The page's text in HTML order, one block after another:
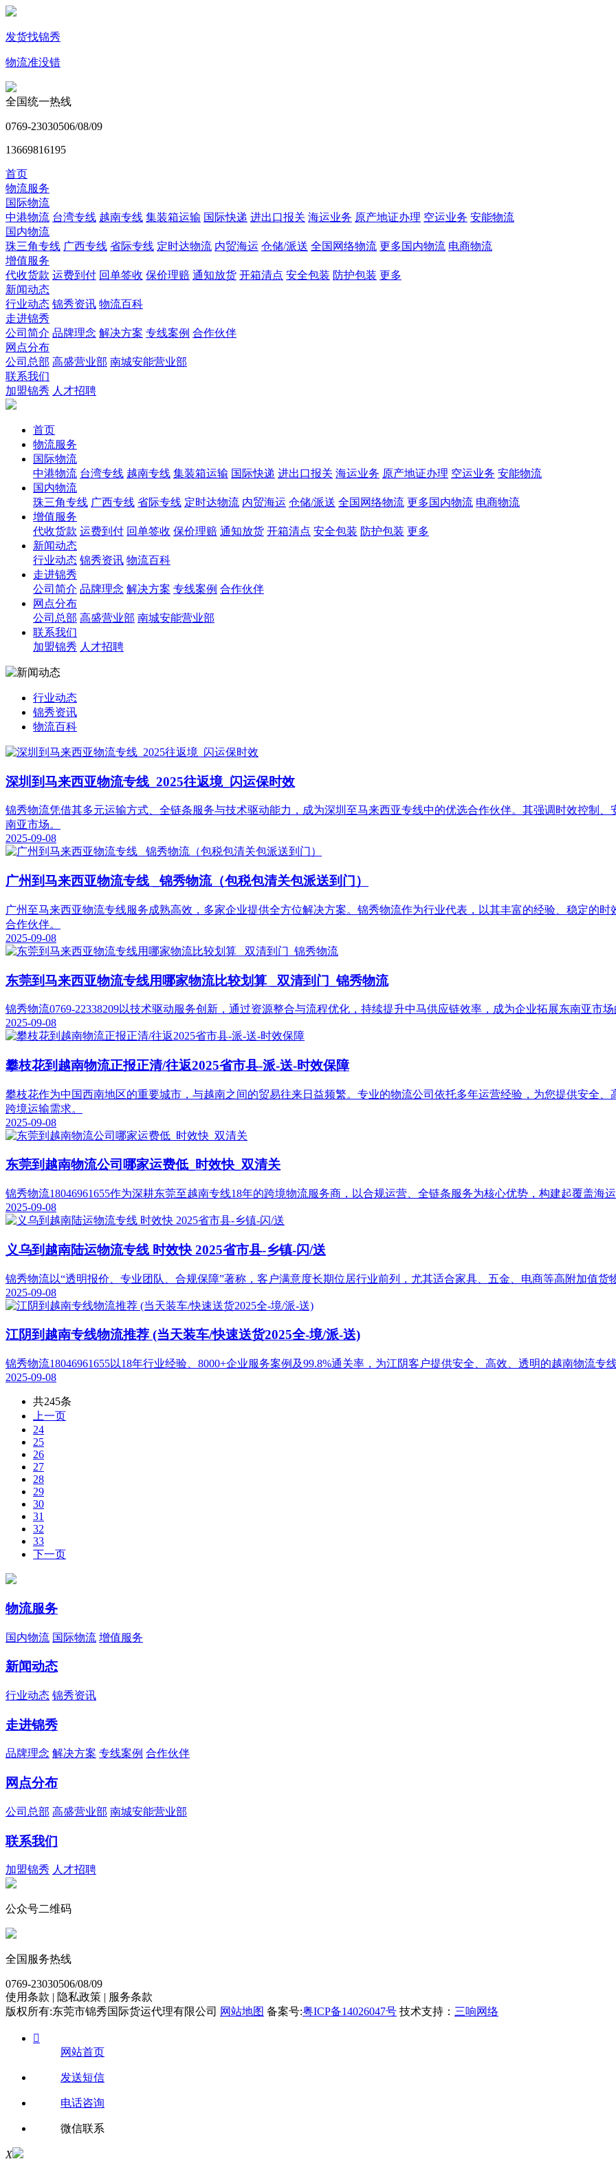
发货找锦秀
物流准没错
全国统一热线
0769-23030506/08/09
13669816195
首页
物流服务
国际物流
中港物流 台湾专线 越南专线 集装箱运输 国际快递 进出口报关 海运业务 原产地证办理 空运业务 安能物流
国内物流
珠三角专线 广西专线 省际专线 定时达物流 内贸海运 仓储/派送 全国网络物流 更多国内物流 电商物流
增值服务
代收货款 运费到付 回单签收 保价理赔 通知放货 开箱清点 安全包装 防护包装 更多
新闻动态
行业动态 锦秀资讯 物流百科
走进锦秀
公司简介 品牌理念 解决方案 专线案例 合作伙伴
网点分布
公司总部 高盛营业部 南城安能营业部
联系我们
加盟锦秀 人才招聘
首页
物流服务
国际物流
中港物流 台湾专线 越南专线 集装箱运输 国际快递 进出口报关 海运业务 原产地证办理 空运业务 安能物流
国内物流
珠三角专线 广西专线 省际专线 定时达物流 内贸海运 仓储/派送 全国网络物流 更多国内物流 电商物流
增值服务
代收货款 运费到付 回单签收 保价理赔 通知放货 开箱清点 安全包装 防护包装 更多
新闻动态
行业动态 锦秀资讯 物流百科
走进锦秀
公司简介 品牌理念 解决方案 专线案例 合作伙伴
网点分布
公司总部 高盛营业部 南城安能营业部
联系我们
加盟锦秀 人才招聘
行业动态
锦秀资讯
物流百科
深圳到马来西亚物流专线_2025往返境_闪运保时效
锦秀物流凭借其多元运输方式、全链条服务与技术驱动能力，成为深圳至马来西亚专线中的优选合作伙伴。其强调时效控制
南亚市场。
2025-09-08
广州到马来西亚物流专线 _锦秀物流（包税包清关包派送到门）
广州至马来西亚物流专线服务成熟高效，多家企业提供全方位解决方案。锦秀物流作为行业代表，以其丰富的经验、稳定的
合作伙伴。
2025-09-08
东莞到马来西亚物流专线用哪家物流比较划算 _双清到门_锦秀物流
锦秀物流0769-22338209以技术驱动服务创新，通过资源整合与流程优化，持续提升中马供应链效率，成为企业拓展东南亚市场
2025-09-08
攀枝花到越南物流正报正清/往返2025省市县-派-送-时效保障
攀枝花作为中国西南地区的重要城市，与越南之间的贸易往来日益频繁。专业的物流公司依托多年运营经验，为您提供安全
跨境运输需求。
2025-09-08
东莞到越南物流公司哪家运费低_时效快_双清关
锦秀物流18046961655作为深耕东莞至越南专线18年的跨境物流服务商，以合规运营、全链条服务为核心优势，构建起覆盖海
2025-09-08
义乌到越南陆运物流专线 时效快 2025省市县-乡镇-闪/送
锦秀物流以“透明报价、专业团队、合规保障”著称，客户满意度长期位居行业前列，尤其适合家具、五金、电商等高附加值货
2025-09-08
江阴到越南专线物流推荐 (当天装车/快速送货2025全-境/派-送)
锦秀物流18046961655以18年行业经验、8000+企业服务案例及99.8%通关率，为江阴客户提供安全、高效、透明的越南物流专线
2025-09-08
共245条
上一页
24
25
26
27
28
29
30
31
32
33
下一页
物流服务
国内物流 国际物流 增值服务
新闻动态
行业动态 锦秀资讯
走进锦秀
品牌理念 解决方案 专线案例 合作伙伴
网点分布
公司总部 高盛营业部 南城安能营业部
联系我们
加盟锦秀 人才招聘
公众号二维码
全国服务热线
0769-23030506/08/09
使用条款 | 隐私政策 | 服务条款
版权所有:东莞市锦秀国际货运代理有限公司 网站地图 备案号:粤ICP备14026047号 技术支持： 三响网络

网站首页
发送短信
电话咨询
微信联系
X